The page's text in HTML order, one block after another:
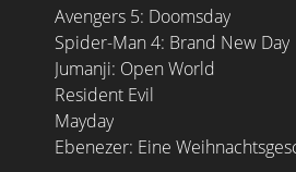
Avengers 5: Doomsday
Spider-Man 4: Brand New Day
Jumanji: Open World
Resident Evil
Mayday
Ebenezer: Eine